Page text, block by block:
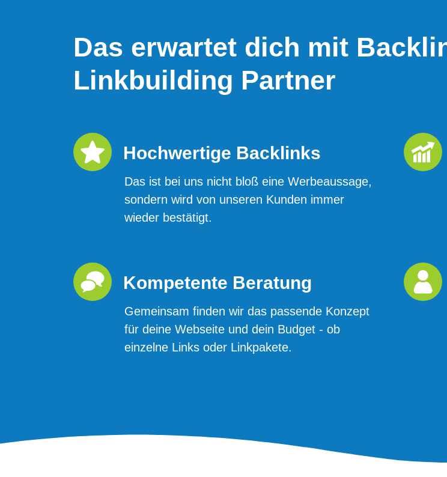
Das erwartet dich mit
Linkbuilding Partner
Hochwertige Backlinks
Das ist bei uns nicht bloß eine Werbeaussage,
sondern wird von unseren Kunden immer
wieder bestätigt.
Kompetente Beratung
Gemeinsam finden wir das passende Konzept
für deine Webseite und dein Budget - ob
einzelne Links oder Linkpakete.